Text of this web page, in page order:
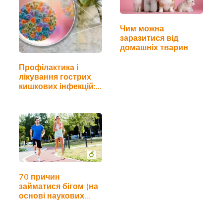
Профілактика і
лікування гострих
кишкових інфекцій:…
Чим можна
заразитися від
домашніх тварин
70 причин
займатися бігом (на
основі наукових